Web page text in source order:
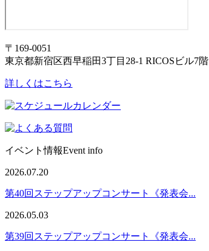
〒169-0051
東京都新宿区西早稲田3丁目28-1 RICOSビル7階
詳しくはこちら
イベント情報Event info
2026.07.20
第40回ステップアップコンサート《発表会...
2026.05.03
第39回ステップアップコンサート《発表会...